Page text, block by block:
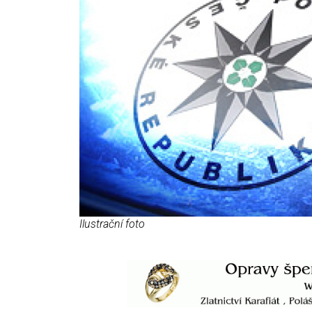
Ilustrační foto